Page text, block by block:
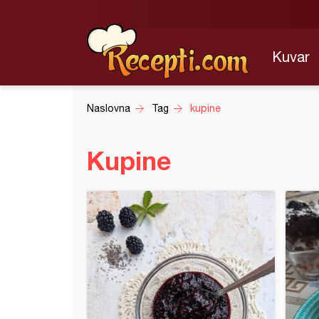
Kuvar
Naslovna Tag kupine
Kupine
sa kupinama i sirom